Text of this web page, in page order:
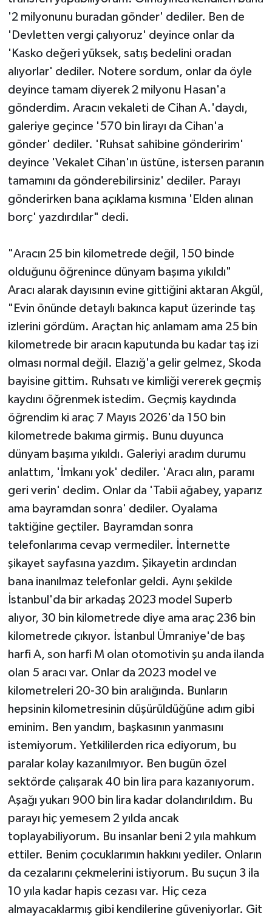
'2 milyonunu buradan gönder' dediler. Ben de
'Devletten vergi çalıyoruz' deyince onlar da
'Kasko değeri yüksek, satış bedelini oradan
alıyorlar' dediler. Notere sordum, onlar da öyle
deyince tamam diyerek 2 milyonu Hasan'a
gönderdim. Aracın vekaleti de Cihan A.'daydı,
galeriye geçince '570 bin lirayı da Cihan'a
gönder' dediler. 'Ruhsat sahibine gönderirim'
deyince 'Vekalet Cihan'ın üstüne, istersen paranın
tamamını da gönderebilirsiniz' dediler. Parayı
gönderirken bana açıklama kısmına 'Elden alınan
borç' yazdırdılar" dedi.
"Aracın 25 bin kilometrede değil, 150 binde
olduğunu öğrenince dünyam başıma yıkıldı"
Aracı alarak dayısının evine gittiğini aktaran Akgül,
"Evin önünde detaylı bakınca kaput üzerinde taş
izlerini gördüm. Araçtan hiç anlamam ama 25 bin
kilometrede bir aracın kaputunda bu kadar taş izi
olması normal değil. Elazığ'a gelir gelmez, Skoda
bayisine gittim. Ruhsatı ve kimliği vererek geçmiş
kaydını öğrenmek istedim. Geçmiş kaydında
öğrendim ki araç 7 Mayıs 2026'da 150 bin
kilometrede bakıma girmiş. Bunu duyunca
dünyam başıma yıkıldı. Galeriyi aradım durumu
anlattım, 'İmkanı yok' dediler. 'Aracı alın, paramı
geri verin' dedim. Onlar da 'Tabii ağabey, yaparız
ama bayramdan sonra' dediler. Oyalama
taktiğine geçtiler. Bayramdan sonra
telefonlarıma cevap vermediler. İnternette
şikayet sayfasına yazdım. Şikayetin ardından
bana inanılmaz telefonlar geldi. Aynı şekilde
İstanbul'da bir arkadaş 2023 model Superb
alıyor, 30 bin kilometrede diye ama araç 236 bin
kilometrede çıkıyor. İstanbul Ümraniye'de baş
harfi A, son harfi M olan otomotivin şu anda ilanda
olan 5 aracı var. Onlar da 2023 model ve
kilometreleri 20-30 bin aralığında. Bunların
hepsinin kilometresinin düşürüldüğüne adım gibi
eminim. Ben yandım, başkasının yanmasını
istemiyorum. Yetkililerden rica ediyorum, bu
paralar kolay kazanılmıyor. Ben bugün özel
sektörde çalışarak 40 bin lira para kazanıyorum.
Aşağı yukarı 900 bin lira kadar dolandırıldım. Bu
parayı hiç yemesem 2 yılda ancak
toplayabiliyorum. Bu insanlar beni 2 yıla mahkum
ettiler. Benim çocuklarımın hakkını yediler. Onların
da cezalarını çekmelerini istiyorum. Bu suçun 3 ila
10 yıla kadar hapis cezası var. Hiç ceza
almayacaklarmış gibi kendilerine güveniyorlar. Git